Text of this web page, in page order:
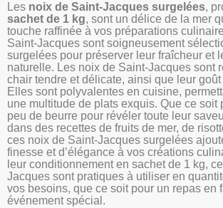
Les noix de Saint-Jacques surgelées,
sachet de 1 kg, sont un délice de la mer
touche raffinée à vos préparations
Saint-Jacques sont soigneusement
surgelées pour préserver leur fraîcheur et
naturelle. Les noix de Saint-Jacques sont
chair tendre et délicate, ainsi que leur
Elles sont polyvalentes en cuisine,
une multitude de plats exquis. Que ce soit
peu de beurre pour révéler toute leur
dans des recettes de fruits de mer, de
ces noix de Saint-Jacques surgelées
finesse et d’élégance à vos créations
leur conditionnement en sachet de 1 kg,
Jacques sont pratiques à utiliser en
vos besoins, que ce soit pour un repas en
événement spécial.